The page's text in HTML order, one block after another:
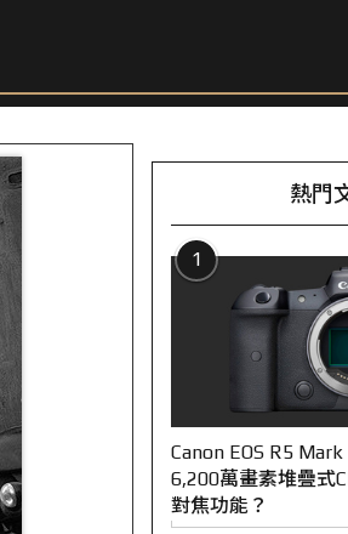
熱門
1
Canon EOS R5
6,200萬畫素堆疊式
對焦功能？